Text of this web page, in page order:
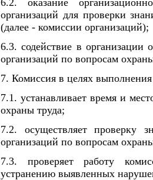
организаций для проверки
(далее - комиссии организаций);
6.3. содействие в организации
организаций по вопросам
7. Комиссия в целях
7.1. устанавливает время и
охраны труда;
7.2. осуществляет проверку
организаций по вопросам
7.3. проверяет работу
устранению выявленных